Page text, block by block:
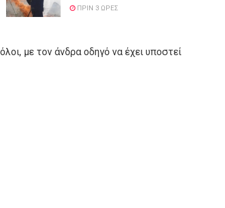
ΠΡΙΝ 3 ΏΡΕΣ
με τον άνδρα οδηγό να έχει υποστεί